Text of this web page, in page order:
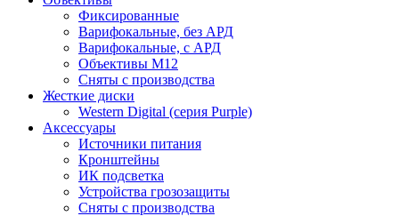
Фиксированные
Варифокальные, без АРД
Варифокальные, с АРД
Объективы M12
Сняты с производства
Жесткие диски
Western Digital (серия Purple)
Аксессуары
Источники питания
Кронштейны
ИК подсветка
Устройства грозозащиты
Сняты с производства